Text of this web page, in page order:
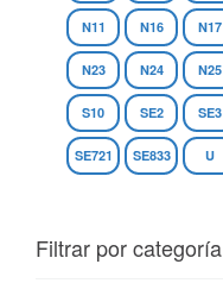
N11 N16 N17
N23 N24 N25
S10 SE2 SE3
SE721 SE833 U
Filtrar por categoría